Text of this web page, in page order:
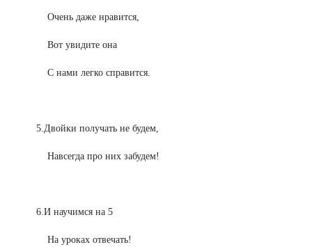
Очень даже нравится,
Вот увидите она
С нами легко справится.
5.Двойки получать не будем,
Навсегда про них забудем!
6.И научимся на 5
На уроках отвечать!